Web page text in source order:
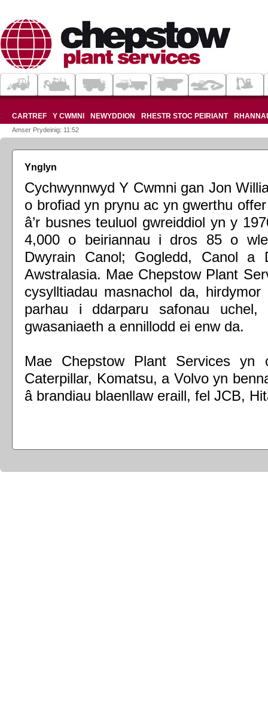
CARTREF Y CWMNI NEWYDDION RHESTR STOC PEIRIANT
Amser Prydeinig: 11:52
Ynglyn
Cychwynnwyd Y Cwmni gan Jon
o brofiad yn prynu ac yn gwerthu
â’r busnes teuluol gwreiddiol yn y
4,000 o beiriannau i dros 85 o
Dwyrain Canol; Gogledd, Canol a
Awstralasia. Mae Chepstow Plant
cysylltiadau masnachol da, hirdymor
parhau i ddarparu safonau uchel,
gwasaniaeth a ennillodd ei enw da.
Mae Chepstow Plant Services
Caterpillar, Komatsu, a Volvo yn
â brandiau blaenllaw eraill, fel JCB,